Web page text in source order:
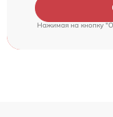
Нажимая на кнопку